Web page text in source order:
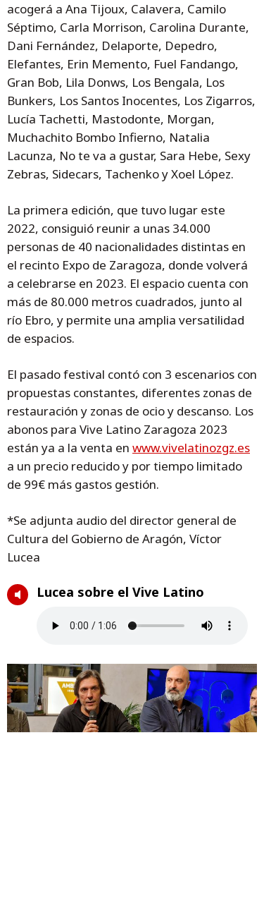
acogerá a Ana Tijoux, Calavera, Camilo
Séptimo, Carla Morrison, Carolina Durante,
Dani Fernández, Delaporte, Depedro,
Elefantes, Erin Memento, Fuel Fandango,
Gran Bob, Lila Donws, Los Bengala, Los
Bunkers, Los Santos Inocentes, Los Zigarros,
Lucía Tachetti, Mastodonte, Morgan,
Muchachito Bombo Infierno, Natalia
Lacunza, No te va a gustar, Sara Hebe, Sexy
Zebras, Sidecars, Tachenko y Xoel López.
La primera edición, que tuvo lugar este
2022, consiguió reunir a unas 34.000
personas de 40 nacionalidades distintas en
el recinto Expo de Zaragoza, donde volverá
a celebrarse en 2023. El espacio cuenta con
más de 80.000 metros cuadrados, junto al
río Ebro, y permite una amplia versatilidad
de espacios.
El pasado festival contó con 3 escenarios con
propuestas constantes, diferentes zonas de
restauración y zonas de ocio y descanso. Los
abonos para Vive Latino Zaragoza 2023
están ya a la venta en www.vivelatinozgz.es
a un precio reducido y por tiempo limitado
de 99€ más gastos gestión.
*Se adjunta audio del director general de
Cultura del Gobierno de Aragón, Víctor
Lucea
Lucea sobre el Vive Latino